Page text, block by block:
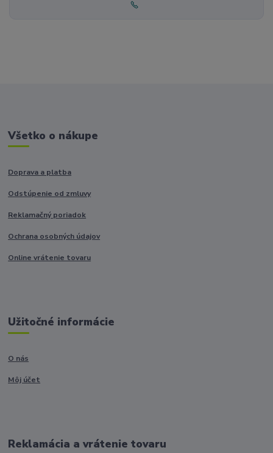
Všetko o nákupe
Doprava a platba
Odstúpenie od zmluvy
Reklamačný poriadok
Ochrana osobných údajov
Online vrátenie tovaru
Užitočné informácie
O nás
Môj účet
Reklamácia a vrátenie tovaru